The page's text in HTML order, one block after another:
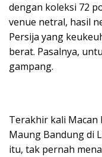
dengan koleksi 72
venue netral, hasil
Persija yang
berat. Pasalnya,
gampang.
Terakhir kali Macan
Maung Bandung di
itu, tak pernah